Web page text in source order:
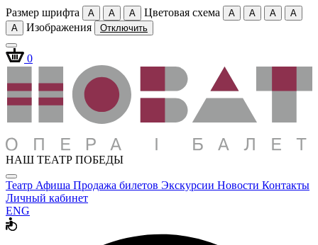
Размер шрифта A A A Цветовая схема A A A
A
A
Изображения Отключить
0
НАШ ТЕАТР ПОБЕДЫ
Театр Афиша Продажа билетов Экскурсии Новости Контакты
Личный кабинет
ENG